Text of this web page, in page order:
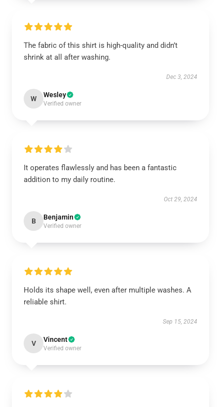
The fabric of this shirt is high-quality and didn’t
shrink at all after washing.
Dec 3, 2024
W Wesley
Verified owner
It operates flawlessly and has been a fantastic
addition to my daily routine.
Oct 29, 2024
B Benjamin
Verified owner
Holds its shape well, even after multiple washes. A
reliable shirt.
Sep 15, 2024
V Vincent
Verified owner